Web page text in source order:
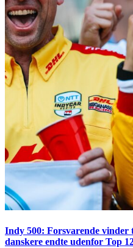
Indy 500: Forsvarende vinder
danskere endte udenfor Top